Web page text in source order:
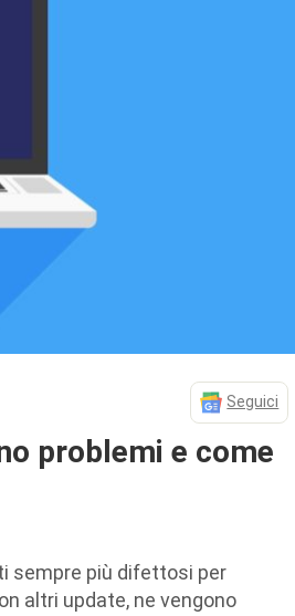
Seguici
problemi e come
sempre più difettosi per
altri update, ne vengono